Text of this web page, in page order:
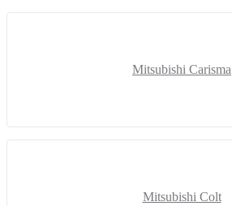
Mitsubishi Carisma
Mitsubishi Colt